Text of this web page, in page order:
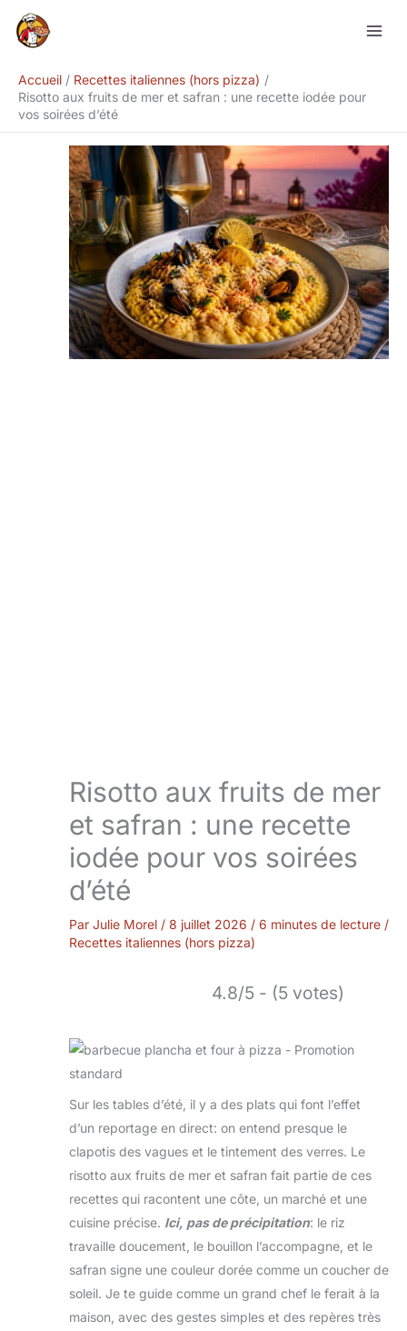
Accueil
Recettes italiennes (hors pizza)
Risotto aux fruits de mer et safran : une recette iodée pour
vos soirées d’été
Risotto aux fruits de mer
et safran : une recette
iodée pour vos soirées
d’été
Par Julie Morel / 8 juillet 2026 / 6 minutes de lecture /
Recettes italiennes (hors pizza)
4.8/5 - (5 votes)
Sur les tables d’été, il y a des plats qui font l’effet
d’un reportage en direct: on entend presque le
clapotis des vagues et le tintement des verres. Le
risotto aux fruits de mer et safran fait partie de ces
recettes qui racontent une côte, un marché et une
cuisine précise. Ici, pas de précipitation: le riz
travaille doucement, le bouillon l’accompagne, et le
safran signe une couleur dorée comme un coucher de
soleil. Je te guide comme un grand chef le ferait à la
maison, avec des gestes simples et des repères très
Rechercher